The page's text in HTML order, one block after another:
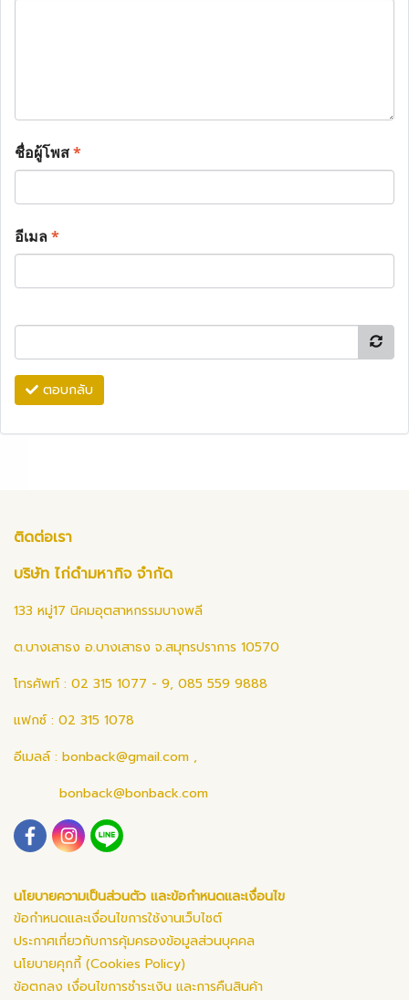
ชื่อผู้โพส*
อีเมล*
ตอบกลับ
ติดต่อเรา
บริษัท ไก่ดำมหากิจ จำกัด
133 หมู่17 นิคมอุตสาหกรรมบางพลี
ต.บางเสาธง อ.บางเสาธง จ.สมุทรปราการ 10570
โทรศัพท์ : 02 315 1077 - 9, 085 559 9888
แฟกซ์ : 02 315 1078
อีเมลล์ : bonback@gmail.com ,
bonback@bonback.com
นโยบายความเป็นส่วนตัว และข้อกำหนดและเงื่อนไข
ข้อกำหนดและเงื่อนไขการใช้งานเว็บไซต์
ประกาศเกี่ยวกับการคุ้มครองข้อมูลส่วนบุคคล
นโยบายคุกกี้ (Cookies Policy)
ข้อตกลง เงื่อนไขการชำระเงิน และการคืนสินค้า